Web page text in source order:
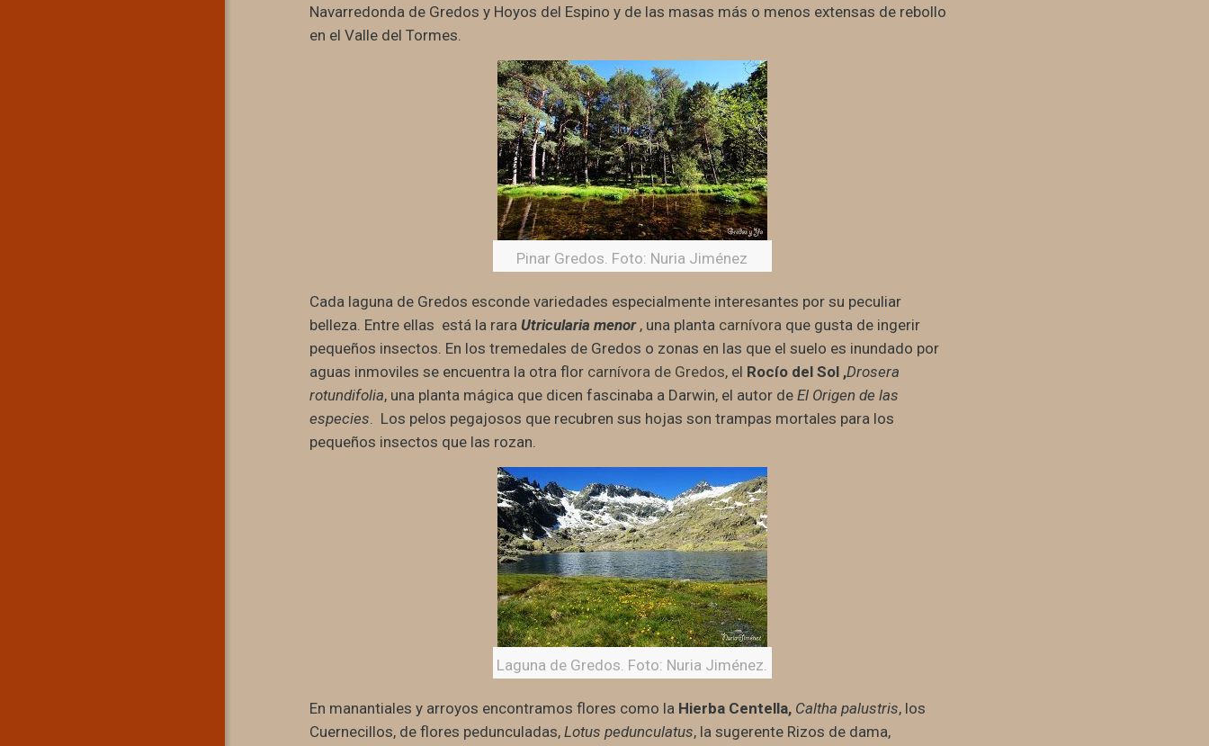
Navarredonda de Gredos y Hoyos del Espino y de las masas más o menos extensas de rebollo
en el Valle del Tormes.
Pinar Gredos. Foto: Nuria Jiménez
Cada laguna de Gredos esconde variedades especialmente interesantes por su peculiar
belleza. Entre ellas está la raraUtricularia menor, una planta carnívora que gusta de ingerir
pequeños insectos. En los tremedales de Gredos o zonas en las que el suelo es inundado por
aguas inmoviles se encuentra la otra flor carnívora de Gredos, el Rocío del Sol ,Drosera
rotundifolia, una planta mágica que dicen fascinaba a Darwin, el autor deEl Origen de las
especies . Los pelos pegajosos que recubren sus hojas son trampas mortales para los
pequeños insectos que las rozan.
Laguna de Gredos. Foto: Nuria Jiménez.
En manantiales y arroyos encontramos flores como la Hierba Centella, Caltha palustris, los
Cuernecillos, de flores pedunculadas,Lotus pedunculatus, la sugerente Rizos de dama,